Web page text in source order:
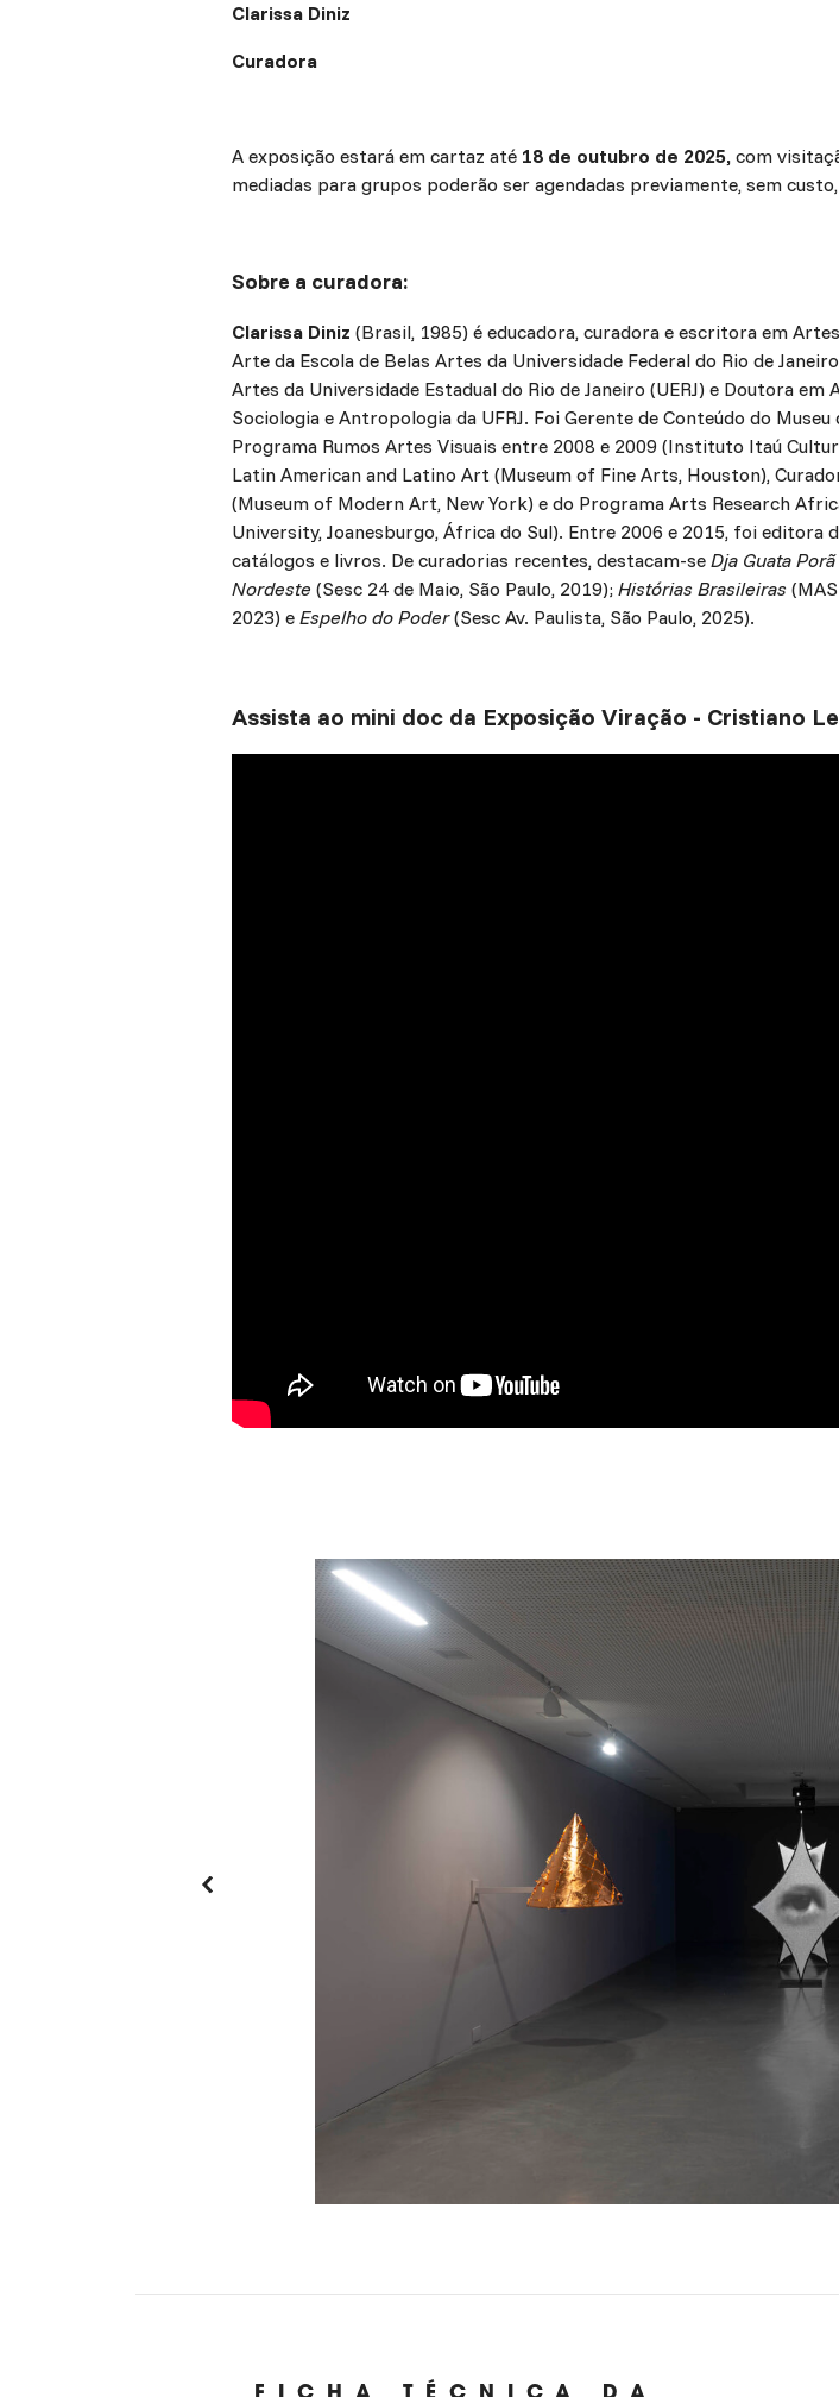
Clarissa Diniz
Curadora
A exposição estará em cartaz até 18 de outubro de 2025, com
mediadas para grupos poderão ser agendadas previamente, sem
Sobre a curadora:
Clarissa Diniz (Brasil, 1985) é educadora, curadora e escritora em
Arte da Escola de Belas Artes da Universidade Federal do Rio de
Artes da Universidade Estadual do Rio de Janeiro (UERJ) e Doutora
Sociologia e Antropologia da UFRJ. Foi Gerente de Conteúdo do
Programa Rumos Artes Visuais entre 2008 e 2009 (Instituto Itaú
Latin American and Latino Art (Museum of Fine Arts, Houston),
(Museum of Modern Art, New York) e do Programa Arts Research
University, Joanesburgo, África do Sul). Entre 2006 e 2015, foi
catálogos e livros. De curadorias recentes, destacam-se Dja Guata
Nordeste (Sesc 24 de Maio, São Paulo, 2019); Histórias Brasileiras
2023) e Espelho do Poder(Sesc Av. Paulista, São Paulo, 2025).
Assista ao mini doc da Exposição Viração - Cristiano
FICHA TÉCNICA DA